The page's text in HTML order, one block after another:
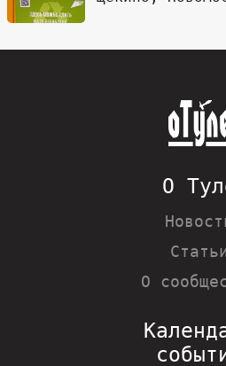
О
О